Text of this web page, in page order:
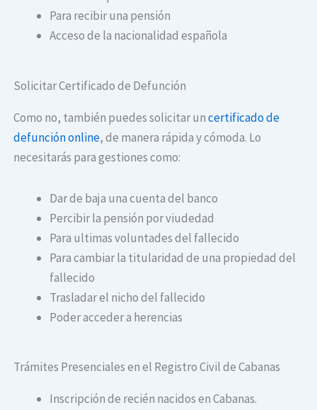
Para recibir una pensión
Acceso de la nacionalidad española
Solicitar Certificado de Defunción
Como no, también puedes solicitar uncertificado de
defunción online, de manera rápida y cómoda. Lo
necesitarás para gestiones como:
Dar de baja una cuenta del banco
Percibir la pensión por viudedad
Para ultimas voluntades del fallecido
Para cambiar la titularidad de una propiedad del
fallecido
Trasladar el nicho del fallecido
Poder acceder a herencias
Trámites Presenciales en el Registro Civil de Cabanas
Inscripción de recién nacidos en Cabanas.